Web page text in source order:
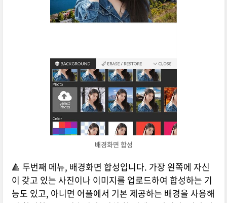
배경화면 합성
🔺 두번째 메뉴, 배경화면 합성입니다. 가장 왼쪽에 자신
이 갖고 있는 사진이나 이미지를 업로드하여 합성하는 기
능도 있고, 아니면 어플에서 기본 제공하는 배경을 사용해